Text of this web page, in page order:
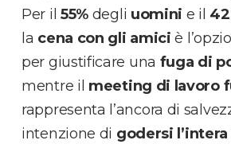
Per il 55% degli uomini e il
la cena con gli amici è
per giustificare una fuga di
mentre il meeting di lavoro
rappresenta l’ancora di
intenzione di godersi